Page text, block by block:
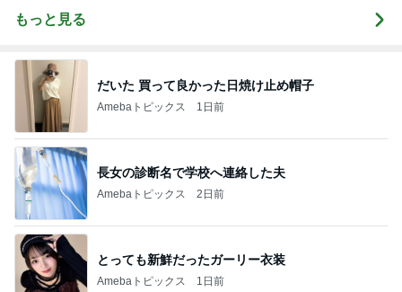
もっと見る
だいた 買って良かった日焼け止め帽子
Amebaトピックス 1日前
長女の診断名で学校へ連絡した夫
Amebaトピックス 2日前
とっても新鮮だったガーリー衣装
Amebaトピックス 1日前